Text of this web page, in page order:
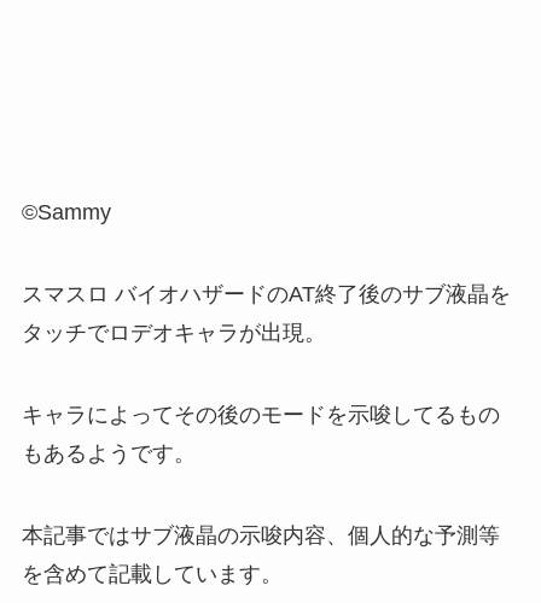
©Sammy
スマスロ バイオハザードのAT終了後のサブ液晶を
タッチでロデオキャラが出現。
キャラによってその後のモードを示唆してるもの
もあるようです。
本記事ではサブ液晶の示唆内容、個人的な予測等
を含めて記載しています。